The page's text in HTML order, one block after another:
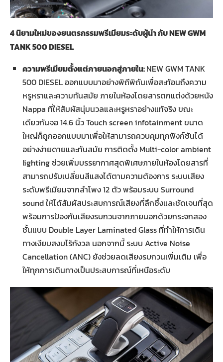
4 นิยามใหม่ของยนตรกรรมพรีเมียมระดับผู้นำ กับ NEW GWM
TANK 500 DIESEL
ความพรีเมียมตั้งแต่ภายนอกสู่ภายใน:NEW GWM TANK
500 DIESEL ออกแบบมาอย่างพิถีพิถันเพื่อสะท้อนถึงความ
หรูหราและความทันสมัย ภายในห้องโดยสารตกแต่งด้วยหนัง
Nappa ที่ให้สัมผัสนุ่มนวลและหรูหราอย่างแท้จริง ขณะ
เดียวกันจอ 14.6 นิ้ว Touch screen infotainment ขนาด
ใหญ่ก็ถูกออกแบบมาเพื่อให้สามารถควบคุมทุกฟังก์ชันได้
อย่างง่ายดายและทันสมัย การติดตั้ง Multi-color ambient
lighting ช่วยเพิ่มบรรยากาศสุดพิเศษภายในห้องโดยสารที่
สามารถปรับเปลี่ยนสีแสงได้ตามความต้องการ ระบบเสียง
ระดับพรีเมียมจากลำโพง 12 ตัว พร้อมระบบ Surround
sound ให้ได้สัมผัสประสบการณ์เสียงที่ลึกซึ้งและชัดเจนที่สุด
พร้อมการป้องกันเสียงรบกวนจากภายนอกด้วยกระจกสอง
ชั้นแบบ Double Layer Laminated Glass ที่ทำให้การเดิน
ทางเงียบสงบไร้กังวล นอกจากนี้ ระบบ Active Noise
Cancellation (ANC) ยังช่วยลดเสียงรบกวนเพิ่มเติม เพื่อ
ให้ทุกการเดินทางเป็นประสบการณ์ที่เหนือระดับ